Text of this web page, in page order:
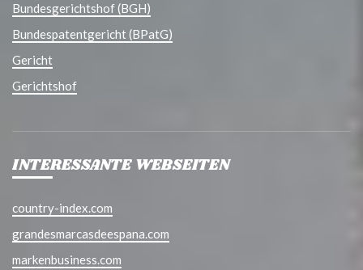
Bundesgerichtshof (BGH)
Bundespatentgericht (BPatG)
Gericht
Gerichtshof
INTERESSANTE WEBSEITEN
country-index.com
grandesmarcasdeespana.com
markenbusiness.com